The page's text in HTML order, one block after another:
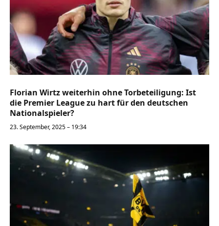
Florian Wirtz weiterhin ohne Torbeteiligung: Ist
die Premier League zu hart für den deutschen
Nationalspieler?
23. September, 2025 – 19:34